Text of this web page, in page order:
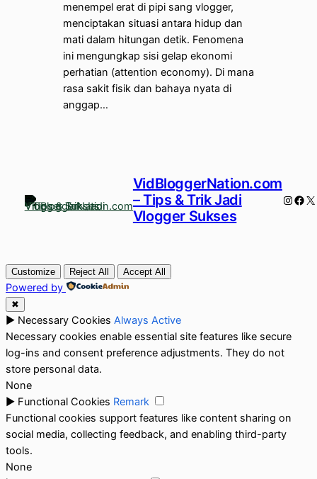
menempel erat di pipi sang vlogger,
menciptakan situasi antara hidup dan
mati dalam hitungan detik. Fenomena
ini mengungkap sisi gelap ekonomi
perhatian (attention economy). Di mana
rasa sakit fisik dan bahaya nyata di
anggap…
VidBloggerNation.com
– Tips & Trik Jadi
Vlogger Sukses
X
Customize Reject All Accept All
Powered by
✖
► Necessary Cookies Always Active
Necessary cookies enable essential site features like secure
log-ins and consent preference adjustments. They do not
store personal data.
None
► Functional Cookies Remark
Functional cookies support features like content sharing on
social media, collecting feedback, and enabling third-party
tools.
None